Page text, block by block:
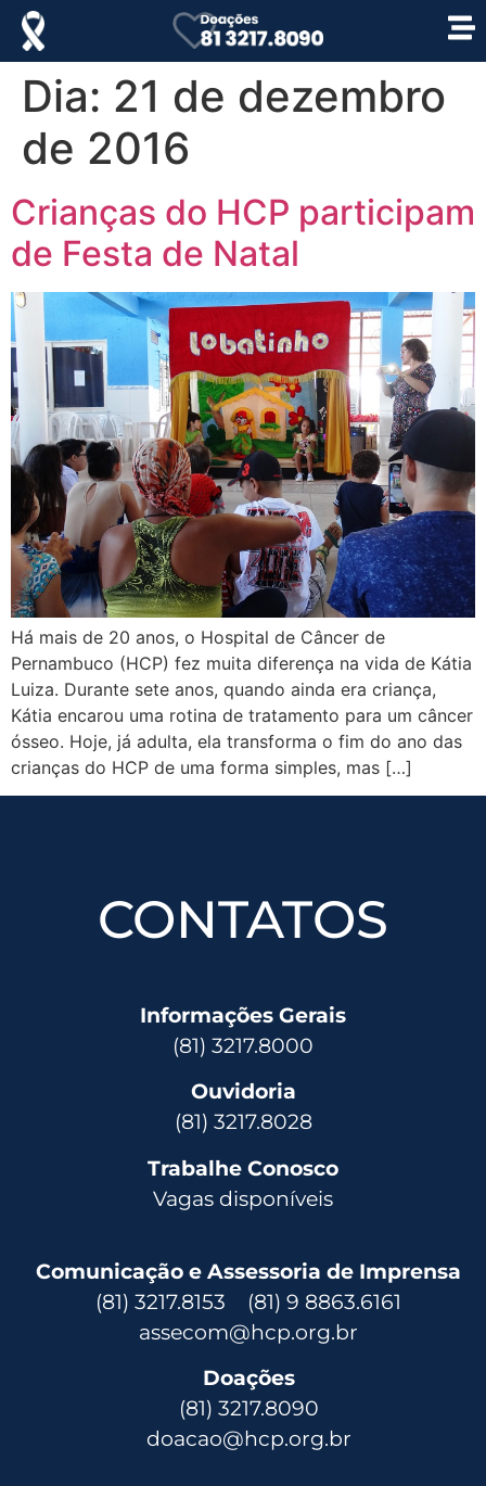
Dia: 21 de dezembro
de 2016
Crianças do HCP participam
de Festa de Natal
Há mais de 20 anos, o Hospital de Câncer de
Pernambuco (HCP) fez muita diferença na vida de Kátia
Luiza. Durante sete anos, quando ainda era criança,
Kátia encarou uma rotina de tratamento para um câncer
ósseo. Hoje, já adulta, ela transforma o fim do ano das
crianças do HCP de uma forma simples, mas […]
CONTATOS
Informações Gerais
(81) 3217.8000
Ouvidoria
(81) 3217.8028
Trabalhe Conosco
Vagas disponíveis
Comunicação e Assessoria de Imprensa
(81) 3217.8153 (81) 9 8863.6161
assecom@hcp.org.br
Doações
(81) 3217.8090
doacao@hcp.org.br